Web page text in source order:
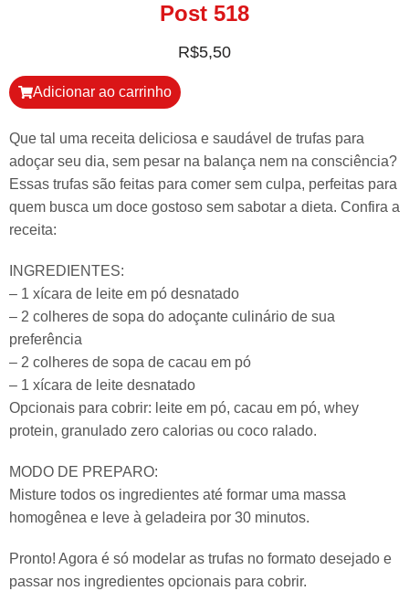
Post 518
R$5,50
Adicionar ao carrinho
Que tal uma receita deliciosa e saudável de trufas para
adoçar seu dia, sem pesar na balança nem na consciência?
Essas trufas são feitas para comer sem culpa, perfeitas para
quem busca um doce gostoso sem sabotar a dieta. Confira a
receita:
INGREDIENTES:
– 1 xícara de leite em pó desnatado
– 2 colheres de sopa do adoçante culinário de sua
preferência
– 2 colheres de sopa de cacau em pó
– 1 xícara de leite desnatado
Opcionais para cobrir: leite em pó, cacau em pó, whey
protein, granulado zero calorias ou coco ralado.
MODO DE PREPARO:
Misture todos os ingredientes até formar uma massa
homogênea e leve à geladeira por 30 minutos.
Pronto! Agora é só modelar as trufas no formato desejado e
passar nos ingredientes opcionais para cobrir.